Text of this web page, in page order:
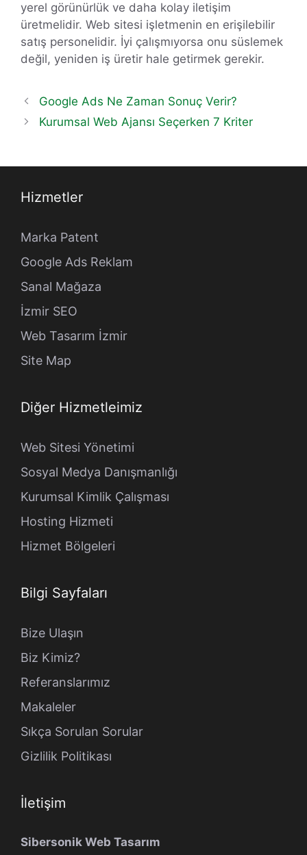
yerel görünürlük ve daha kolay iletişim
üretmelidir. Web sitesi işletmenin en erişilebilir
satış personelidir. İyi çalışmıyorsa onu süslemek
değil, yeniden iş üretir hale getirmek gerekir.
Google Ads Ne Zaman Sonuç Verir?
Kurumsal Web Ajansı Seçerken 7 Kriter
Hizmetler
Marka Patent
Google Ads Reklam
Sanal Mağaza
İzmir SEO
Web Tasarım İzmir
Site Map
Diğer Hizmetleimiz
Web Sitesi Yönetimi
Sosyal Medya Danışmanlığı
Kurumsal Kimlik Çalışması
Hosting Hizmeti
Hizmet Bölgeleri
Bilgi Sayfaları
Bize Ulaşın
Biz Kimiz?
Referanslarımız
Makaleler
Sıkça Sorulan Sorular
Gizlilik Politikası
İletişim
Sibersonik Web Tasarım